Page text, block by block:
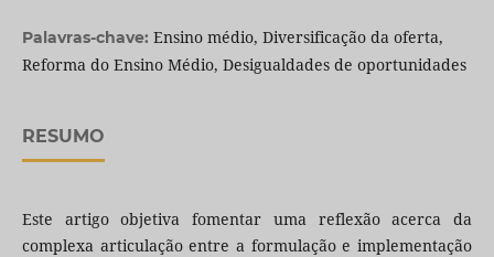
Palavras-chave: Ensino médio, Diversificação da oferta,
Reforma do Ensino Médio, Desigualdades de oportunidades
RESUMO
Este artigo objetiva fomentar uma reflexão acerca da
complexa articulação entre a formulação e implementação